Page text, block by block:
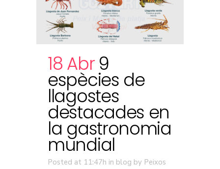
18 Abr 9
espècies de
llagostes
destacades en
la gastronomia
mundial
Posted at 11:47h in blog by Peixos